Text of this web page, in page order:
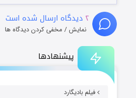
پیشنهادها
فیلم بادیگارد
۲ دیدگاه ارسال شده است
نمایش / مخفی کردن دیدگاه ها